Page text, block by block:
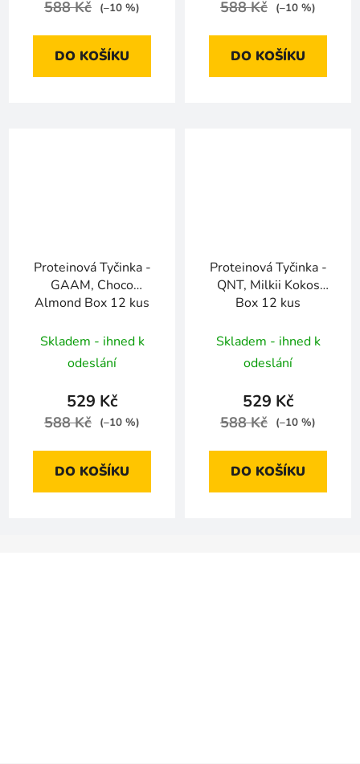
588 Kč (–10 %)
DO KOŠÍKU
588 Kč (–10 %)
DO KOŠÍKU
Proteinová Tyčinka -
GAAM, Choco
Almond Box 12 kus
Skladem - ihned k
odeslání
529 Kč
588 Kč (–10 %)
DO KOŠÍKU
Proteinová Tyčinka -
QNT, Milkii Kokos
Box 12 kus
Skladem - ihned k
odeslání
529 Kč
588 Kč (–10 %)
DO KOŠÍKU